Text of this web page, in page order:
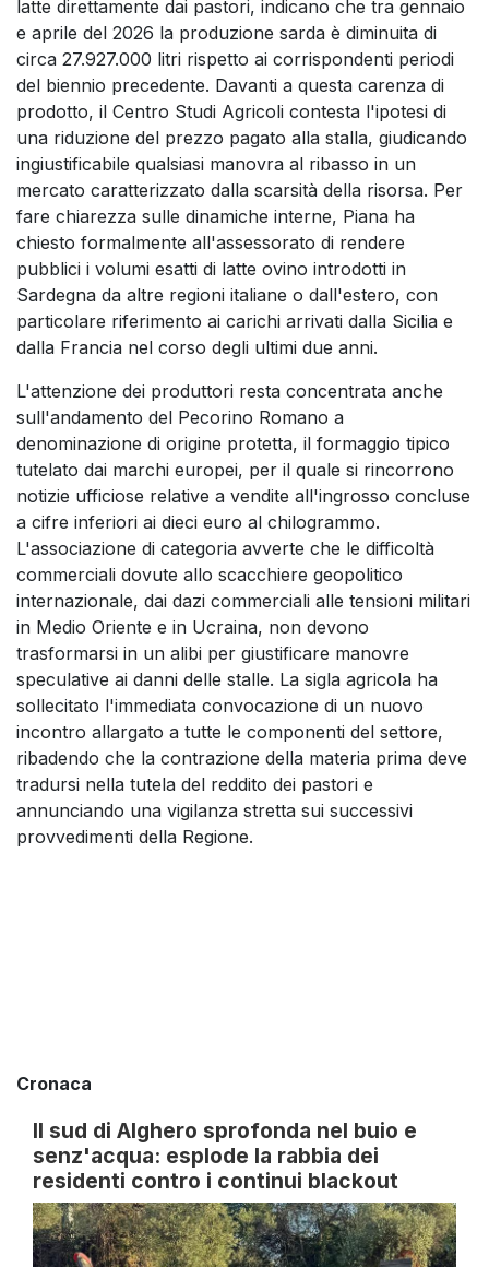
latte direttamente dai pastori, indicano che tra gennaio
e aprile del 2026 la produzione sarda è diminuita di
circa 27.927.000 litri rispetto ai corrispondenti periodi
del biennio precedente. Davanti a questa carenza di
prodotto, il Centro Studi Agricoli contesta l'ipotesi di
una riduzione del prezzo pagato alla stalla, giudicando
ingiustificabile qualsiasi manovra al ribasso in un
mercato caratterizzato dalla scarsità della risorsa. Per
fare chiarezza sulle dinamiche interne, Piana ha
chiesto formalmente all'assessorato di rendere
pubblici i volumi esatti di latte ovino introdotti in
Sardegna da altre regioni italiane o dall'estero, con
particolare riferimento ai carichi arrivati dalla Sicilia e
dalla Francia nel corso degli ultimi due anni.
L'attenzione dei produttori resta concentrata anche
sull'andamento del Pecorino Romano a
denominazione di origine protetta, il formaggio tipico
tutelato dai marchi europei, per il quale si rincorrono
notizie ufficiose relative a vendite all'ingrosso concluse
a cifre inferiori ai dieci euro al chilogrammo.
L'associazione di categoria avverte che le difficoltà
commerciali dovute allo scacchiere geopolitico
internazionale, dai dazi commerciali alle tensioni militari
in Medio Oriente e in Ucraina, non devono
trasformarsi in un alibi per giustificare manovre
speculative ai danni delle stalle. La sigla agricola ha
sollecitato l'immediata convocazione di un nuovo
incontro allargato a tutte le componenti del settore,
ribadendo che la contrazione della materia prima deve
tradursi nella tutela del reddito dei pastori e
annunciando una vigilanza stretta sui successivi
provvedimenti della Regione.
Cronaca
Il sud di Alghero sprofonda nel buio e
senz'acqua: esplode la rabbia dei
residenti contro i continui blackout